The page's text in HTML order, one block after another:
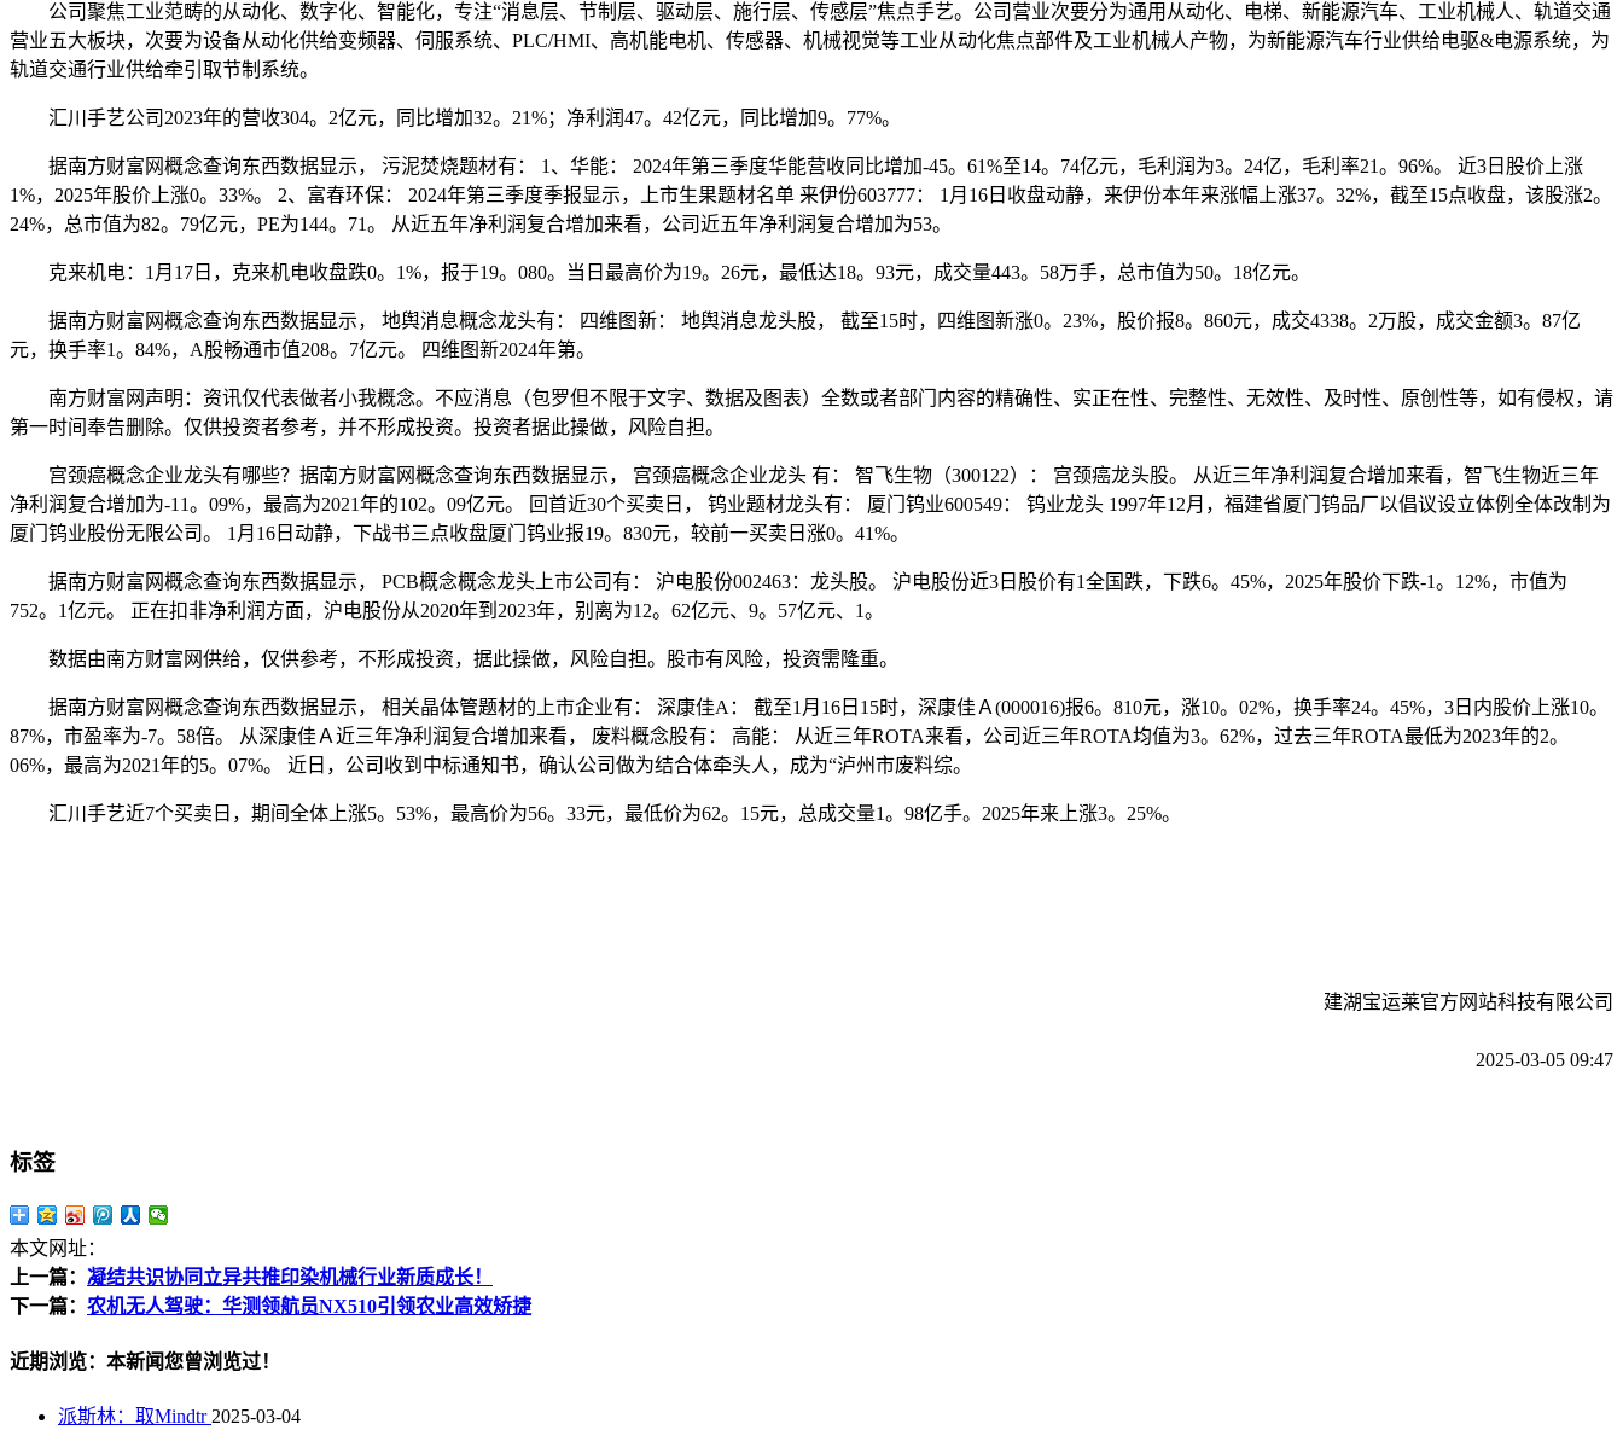
公司聚焦工业范畴的从动化、数字化、智能化，专注“消息层、节制层、驱动层、施行层、传感层”焦点手艺。公司营业次要分为通用从动化、电梯、新能源汽车、工业机械人、轨道交通
营业五大板块，次要为设备从动化供给变频器、伺服系统、PLC/HMI、高机能电机、传感器、机械视觉等工业从动化焦点部件及工业机械人产物，为新能源汽车行业供给电驱&电源系统，为
轨道交通行业供给牵引取节制系统。
汇川手艺公司2023年的营收304。2亿元，同比增加32。21%；净利润47。42亿元，同比增加9。77%。
据南方财富网概念查询东西数据显示， 污泥焚烧题材有： 1、华能： 2024年第三季度华能营收同比增加-45。61%至14。74亿元，毛利润为3。24亿，毛利率21。96%。 近3日股价上涨
1%，2025年股价上涨0。33%。 2、富春环保： 2024年第三季度季报显示，上市生果题材名单 来伊份603777： 1月16日收盘动静，来伊份本年来涨幅上涨37。32%，截至15点收盘，该股涨2。
24%，总市值为82。79亿元，PE为144。71。 从近五年净利润复合增加来看，公司近五年净利润复合增加为53。
克来机电：1月17日，克来机电收盘跌0。1%，报于19。080。当日最高价为19。26元，最低达18。93元，成交量443。58万手，总市值为50。18亿元。
据南方财富网概念查询东西数据显示， 地舆消息概念龙头有： 四维图新： 地舆消息龙头股， 截至15时，四维图新涨0。23%，股价报8。860元，成交4338。2万股，成交金额3。87亿
元，换手率1。84%，A股畅通市值208。7亿元。 四维图新2024年第。
南方财富网声明：资讯仅代表做者小我概念。不应消息（包罗但不限于文字、数据及图表）全数或者部门内容的精确性、实正在性、完整性、无效性、及时性、原创性等，如有侵权，请
第一时间奉告删除。仅供投资者参考，并不形成投资。投资者据此操做，风险自担。
宫颈癌概念企业龙头有哪些？据南方财富网概念查询东西数据显示， 宫颈癌概念企业龙头 有： 智飞生物（300122）： 宫颈癌龙头股。 从近三年净利润复合增加来看，智飞生物近三年
净利润复合增加为-11。09%，最高为2021年的102。09亿元。 回首近30个买卖日， 钨业题材龙头有： 厦门钨业600549： 钨业龙头 1997年12月，福建省厦门钨品厂以倡议设立体例全体改制为
厦门钨业股份无限公司。 1月16日动静，下战书三点收盘厦门钨业报19。830元，较前一买卖日涨0。41%。
据南方财富网概念查询东西数据显示， PCB概念概念龙头上市公司有： 沪电股份002463：龙头股。 沪电股份近3日股价有1全国跌，下跌6。45%，2025年股价下跌-1。12%，市值为
752。1亿元。 正在扣非净利润方面，沪电股份从2020年到2023年，别离为12。62亿元、9。57亿元、1。
数据由南方财富网供给，仅供参考，不形成投资，据此操做，风险自担。股市有风险，投资需隆重。
据南方财富网概念查询东西数据显示， 相关晶体管题材的上市企业有： 深康佳A： 截至1月16日15时，深康佳Ａ(000016)报6。810元，涨10。02%，换手率24。45%，3日内股价上涨10。
87%，市盈率为-7。58倍。 从深康佳Ａ近三年净利润复合增加来看， 废料概念股有： 高能： 从近三年ROTA来看，公司近三年ROTA均值为3。62%，过去三年ROTA最低为2023年的2。
06%，最高为2021年的5。07%。 近日，公司收到中标通知书，确认公司做为结合体牵头人，成为“泸州市废料综。
汇川手艺近7个买卖日，期间全体上涨5。53%，最高价为56。33元，最低价为62。15元，总成交量1。98亿手。2025年来上涨3。25%。
建湖宝运莱官方网站科技有限公司
2025-03-05 09:47
标签
本文网址：
上一篇： 凝结共识协同立异共推印染机械行业新质成长！
下一篇： 农机无人驾驶：华测领航员NX510引领农业高效矫捷
近期浏览：本新闻您曾浏览过！
派斯林：取Mindtr 2025-03-04